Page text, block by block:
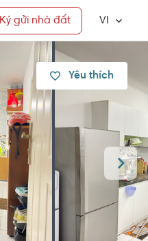
Ký gửi nhà đất VI
Yêu thích